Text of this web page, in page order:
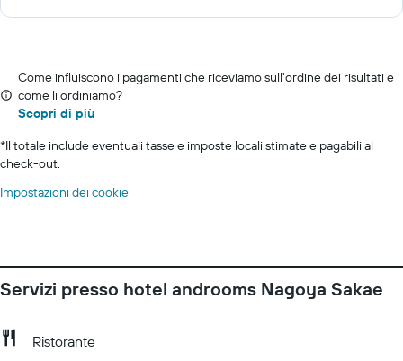
Come influiscono i pagamenti che riceviamo sull'ordine dei risultati e
come li ordiniamo?
Scopri di più
*Il totale include eventuali tasse e imposte locali stimate e pagabili al
check-out.
Impostazioni dei cookie
Servizi presso hotel androoms Nagoya Sakae
Ristorante